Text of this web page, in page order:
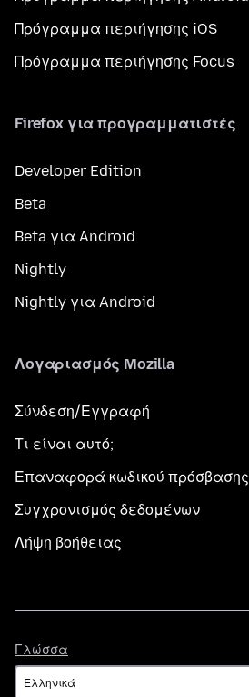
Πρόγραμμα περιήγησης iOS
Πρόγραμμα περιήγησης Focus
Firefox για προγραμματιστές
Developer Edition
Beta
Beta για Android
Nightly
Nightly για Android
Λογαριασμός Mozilla
Σύνδεση/Εγγραφή
Τι είναι αυτό;
Επαναφορά κωδικού πρόσβασης
Συγχρονισμός δεδομένων
Λήψη βοήθειας
Γλώσσα